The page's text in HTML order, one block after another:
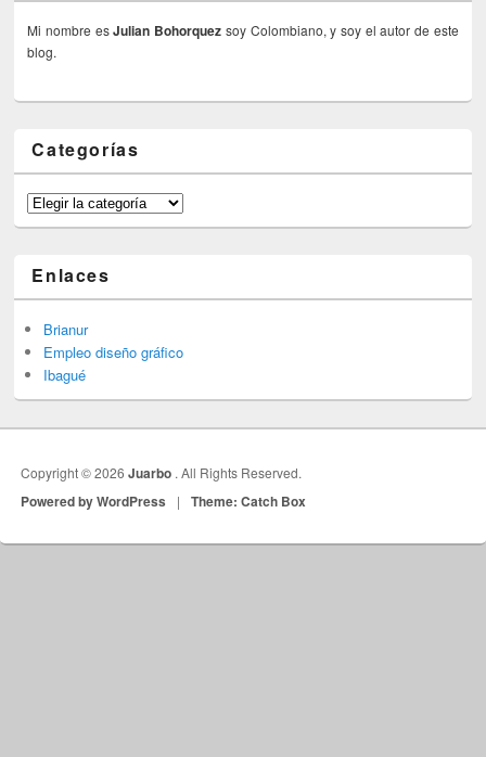
Mi nombre esJulian Bohorquez soy Colombiano, y soy el autor de este
blog.
Categorías
Categorías
Enlaces
Brianur
Empleo diseño gráfico
Ibagué
Copyright © 2026Juarbo . All Rights Reserved.
Powered by WordPress | Theme: Catch Box